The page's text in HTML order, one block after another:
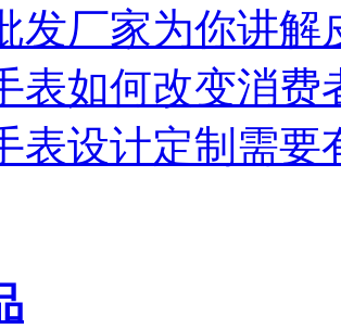
发厂家为你讲解
表如何改变消费
表设计定制需要